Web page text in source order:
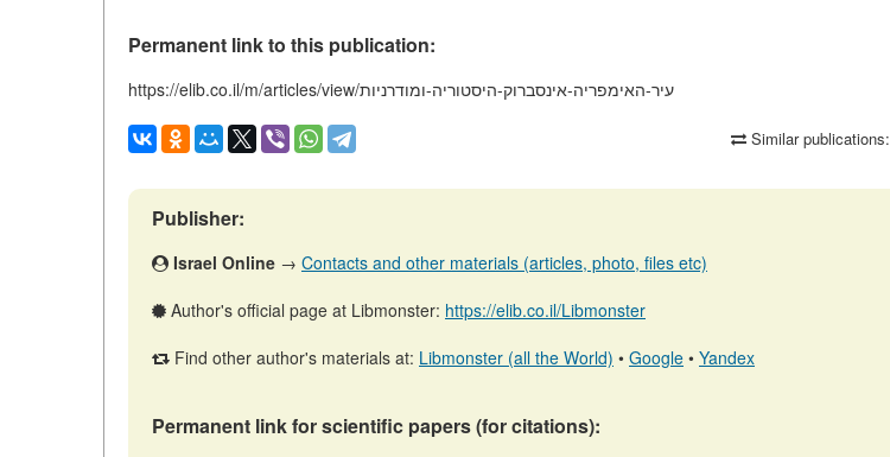
Permanent link to this publication:
https://elib.co.il/m/articles/view/עיר-האימפריה-אינסברוק-היסטוריה-ומודרניות
Similar publications:
Publisher:
Israel Online → Contacts and other materials (articles, photo, files etc)
Author's official page at Libmonster: https://elib.co.il/Libmonster
Find other author's materials at: Libmonster (all the World) • Google • Yandex
Permanent link for scientific papers (for citations):